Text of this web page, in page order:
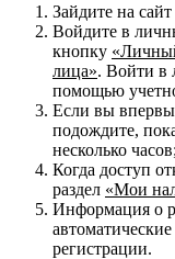
Зайдите на сайт
Войдите в
кнопку
лица». Войти в
помощью
Если вы
подождите,
несколько часов;
Когда доступ
раздел «Мои
Информация о
регистрации.